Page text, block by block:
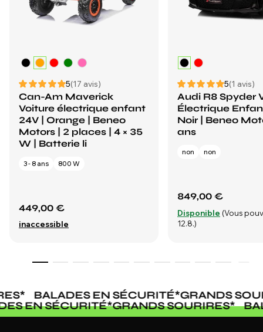
5(17 avis)
Can-Am Maverick
Voiture électrique enfant
24V | Orange | Beneo
Motors | 2 places | 4 × 35
W | Batterie li
3 - 8 ans 800 W
449,00 €
inaccessible
5(1 avis)
Audi R8 Spyder
Électrique
Noir | Beneo
ans
non non
849,00 €
Disponible (Vous
12.8.)
* BALADES EN SÉCURITÉ*GRANDS
EN SÉCURITÉ*GRANDS SOURIRES*